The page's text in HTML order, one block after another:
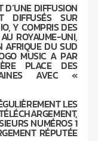
DIFFUSION
DIFFUSÉS SUR
Y COMPRIS DES
ROYAUME-UNI,
AFRIQUE DU SUD
MUSIC A PAR
PLACE DES
AVEC «
LES
NUMÉROS 1
RÉPUTÉE